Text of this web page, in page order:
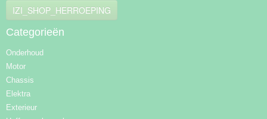
IZI_SHOP_HERROEPING
Categorieën
Onderhoud
Motor
Chassis
Elektra
Exterieur